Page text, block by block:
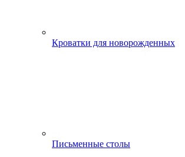
Кроватки для новорожденных
Письменные столы